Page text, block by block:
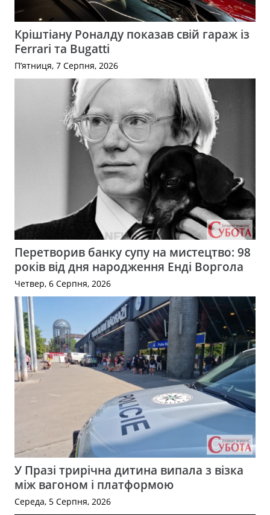
Кріштіану Роналду показав свій гараж із
Ferrari та Bugatti
П’ятниця, 7 Серпня, 2026
Перетворив банку супу на мистецтво: 98
років від дня народження Енді Воргола
Четвер, 6 Серпня, 2026
У Празі трирічна дитина випала з візка
між вагоном і платформою
Середа, 5 Серпня, 2026